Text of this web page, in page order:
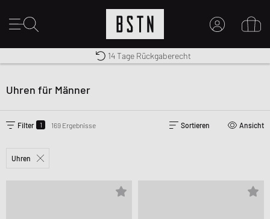
EINEN ACCOUNT ERSTELLEN
Kostenloser Versand nach DE ab € 70
Premium Sportswear
14 Tage Rückgaberecht
Uhren für Männer
Filter 1 169 Ergebnisse Sortieren Ansicht
Uhren